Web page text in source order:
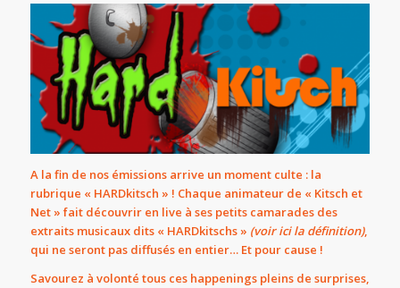
A la fin de nos émissions arrive un moment culte : la
rubrique « HARDkitsch » ! Chaque animateur de « Kitsch et
Net » fait découvrir en live à ses petits camarades des
extraits musicaux dits « HARDkitschs » (voir ici la définition),
qui ne seront pas diffusés en entier… Et pour cause !
Savourez à volonté tous ces happenings pleins de surprises,